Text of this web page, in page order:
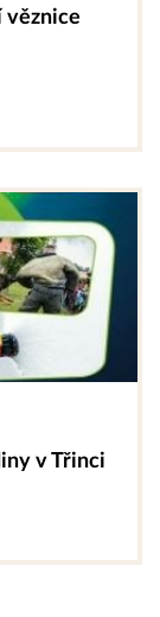
věznice
v Třinci